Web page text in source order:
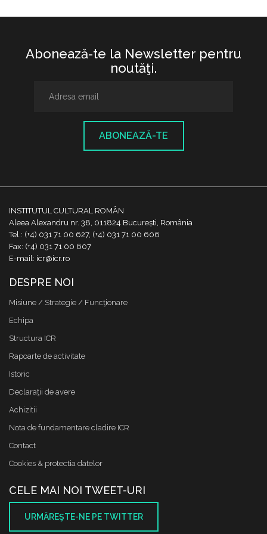
Abonează-te la Newsletter pentru
noutăţi.
ABONEAZĂ-TE
INSTITUTUL CULTURAL ROMÂN
Aleea Alexandru nr. 38, 011824 București, România
Tel.: (+4) 031 71 00 627, (+4) 031 71 00 606
Fax: (+4) 031 71 00 607
E-mail: icr@icr.ro
DESPRE NOI
Misiune / Strategie / Funcţionare
Echipa
Structura ICR
Rapoarte de activitate
Istoric
Declaraţii de avere
Achizitii
Nota de fundamentare cladire ICR
Contact
Cookies & protectia datelor
CELE MAI NOI TWEET-URI
URMĂREŞTE-NE PE TWITTER